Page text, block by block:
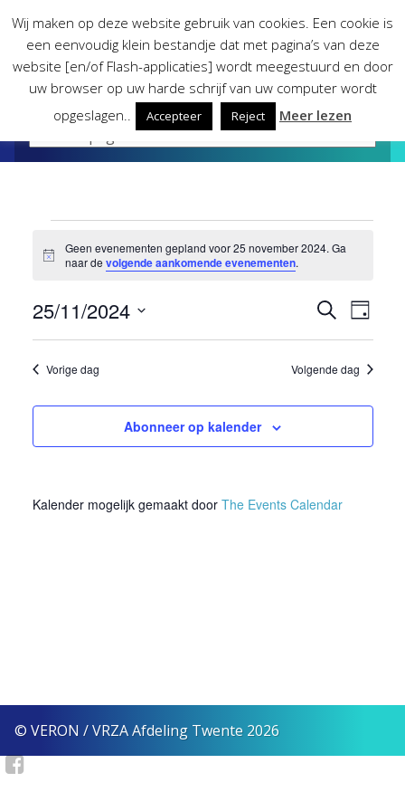
content
Evenementen
25
november
2024
Bericht
Geen evenementen gepland voor 25 november 2024. Ga
naar devolgende aankomende evenementen.
en
Zoeken
Dag
25/11/2024
Selecteer
datum.
Vorige dag Volgende dag
Abonneer op kalender
Kalender mogelijk gemaakt door The Events Calendar
© VERON / VRZA Afdeling Twente 2026
Wij maken op deze website gebruik van cookies. Een cookie is
een eenvoudig klein bestandje dat met pagina’s van deze
website [en/of Flash-applicaties] wordt meegestuurd en door
uw browser op uw harde schrijf van uw computer wordt
opgeslagen..
Accepteer Reject Meer lezen